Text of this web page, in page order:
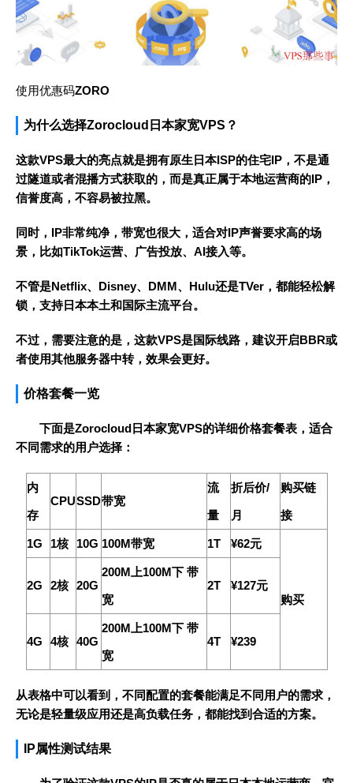
使用优惠码ZORO
为什么选择Zorocloud日本家宽VPS？
这款VPS最大的亮点就是拥有原生日本ISP的住宅IP，不是通
过隧道或者混播方式获取的，而是真正属于本地运营商的IP，
信誉度高，不容易被拉黑。
同时，IP非常纯净，带宽也很大，适合对IP声誉要求高的场
景，比如TikTok运营、广告投放、AI接入等。
不管是Netflix、Disney、DMM、Hulu还是TVer，都能轻松解
锁，支持日本本土和国际主流平台。
不过，需要注意的是，这款VPS是国际线路，建议开启BBR或
者使用其他服务器中转，效果会更好。
价格套餐一览
下面是Zorocloud日本家宽VPS的详细价格套餐表，适合
不同需求的用户选择：
内
存
CPUSSD带宽
流
量
折后价/
月
购买链
接
1G 1核 10G 100M带宽 1T ¥62元
购买
2G 2核 20G
200M上100M下 带
宽
2T ¥127元
4G 4核 40G
200M上100M下 带
宽
4T ¥239
从表格中可以看到，不同配置的套餐能满足不同用户的需求，
无论是轻量级应用还是高负载任务，都能找到合适的方案。
IP属性测试结果